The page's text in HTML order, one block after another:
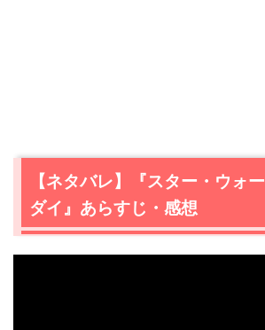
【ネタバレ】『スター・ウォ
ダイ』あらすじ・感想